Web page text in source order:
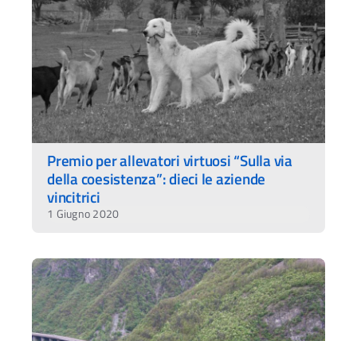
Premio per allevatori virtuosi “Sulla via
della coesistenza”: dieci le aziende
vincitrici
1 Giugno 2020